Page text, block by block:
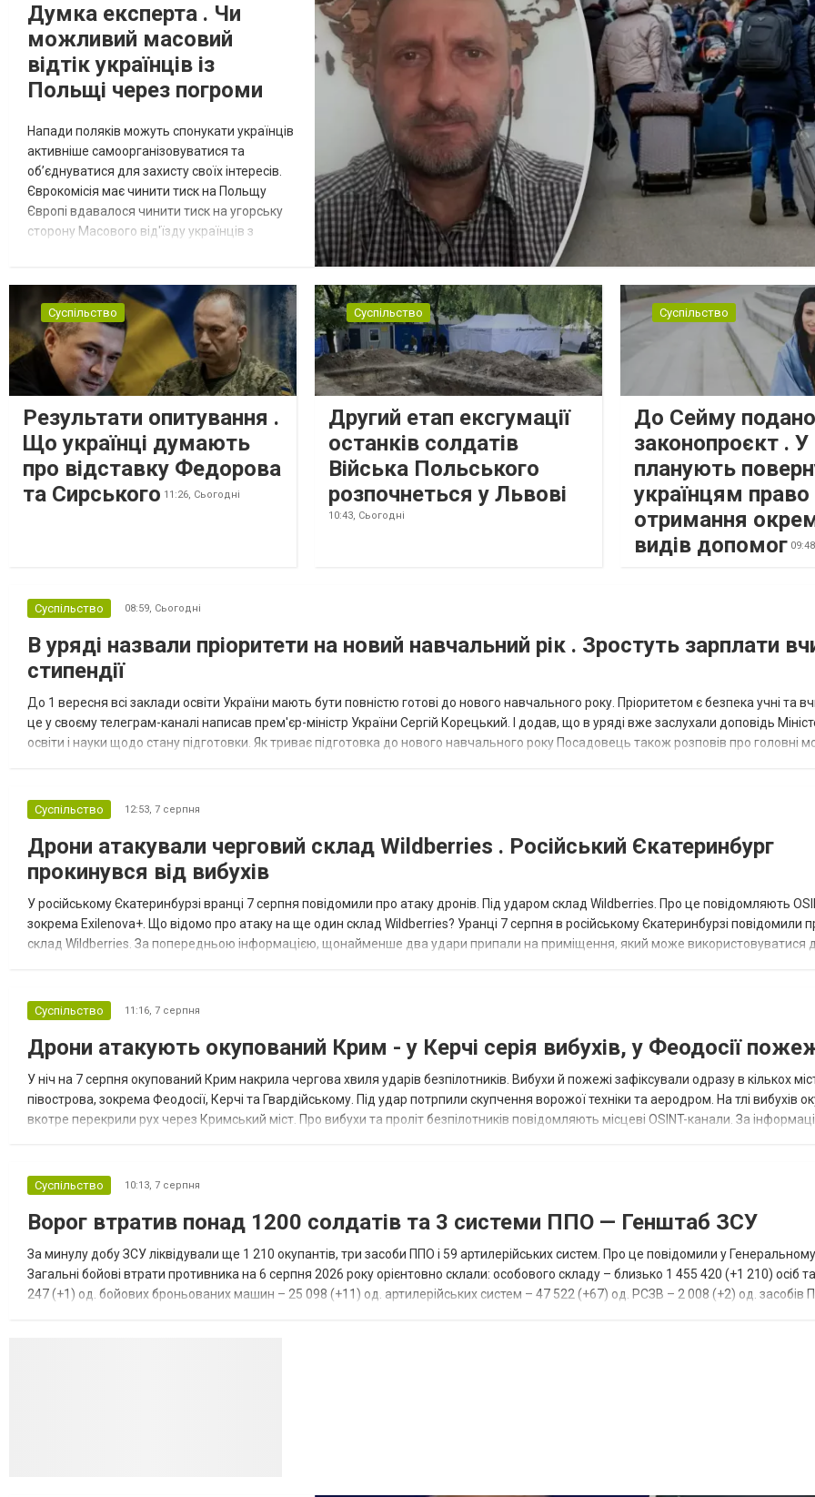
Думка експерта . Чи
можливий масовий
відтік українців із
Польщі через погроми
Напади поляків можуть спонукати українців
активніше самоорганізовуватися та
об’єднуватися для захисту своїх інтересів.
Єврокомісія має чинити тиск на Польщу
Європі вдавалося чинити тиск на угорську
сторону Масового від'їзду українців з
спонукати українців активніше
самоорганізовуватися та об’єднуватися для
захисту своїх інтересів. Таку думку висловив
директор Центру досліджень...
Суспільство
Результати опитування .
Що українці думають
про відставку Федорова
та Сирського 11:26, Сьогодні
Суспільство
Другий етап ексгумації
останків солдатів
Війська Польського
розпочнеться у Львові
10:43, Сьогодні
Суспільство
До Сейму
законопроєкт .
планують
українцям право
отримання
видів допомог
Суспільство 08:59, Сьогодні
В уряді назвали пріоритети на новий навчальний рік . Зростуть зарплати
стипендії
До 1 вересня всі заклади освіти України мають бути повністю готові до нового навчального року. Пріоритетом є безпека учні та
це у своєму телеграм-каналі написав прем'єр-міністр України Сергій Корецький. І додав, що в уряді вже заслухали доповідь
освіти і науки щодо стану підготовки. Як триває підготовка до нового навчального року Посадовець також розповів про головні
Суспільство 12:53, 7 серпня
Дрони атакували черговий склад Wildberries . Російський Єкатеринбург
прокинувся від вибухів
У російському Єкатеринбурзі вранці 7 серпня повідомили про атаку дронів. Під ударом склад Wildberries. Про це повідомляють
зокрема Exilenova+. Що відомо про атаку на ще один склад Wildberries? Уранці 7 серпня в російському Єкатеринбурзі повідомили
склад Wildberries. За попередньою інформацією, щонайменше два удари припали на приміщення, який може використовуватися
Суспільство 11:16, 7 серпня
Дрони атакують окупований Крим - у Керчі серія вибухів, у Феодосії
У ніч на 7 серпня окупований Крим накрила чергова хвиля ударів безпілотників. Вибухи й пожежі зафіксували одразу в кількох
півострова, зокрема Феодосії, Керчі та Гвардійському. Під удар потрпили скупчення ворожої техніки та аеродром. На тлі вибухів
вкотре перекрили рух через Кримський міст. Про вибухи та проліт безпілотників повідомляють місцеві OSINT-канали. За
Суспільство 10:13, 7 серпня
Ворог втратив понад 1200 солдатів та 3 системи ППО — Генштаб ЗСУ
За минулу добу ЗСУ ліквідували ще 1 210 окупантів, три засоби ППО і 59 артилерійських систем. Про це повідомили у
Загальні бойові втрати противника на 6 серпня 2026 року орієнтовно склали: особового складу – близько 1 455 420 (+1 210) осіб
247 (+1) од. бойових броньованих машин – 25 098 (+11) од. артилерійських систем – 47 522 (+67) од. РСЗВ – 2 008 (+2) од. засобів